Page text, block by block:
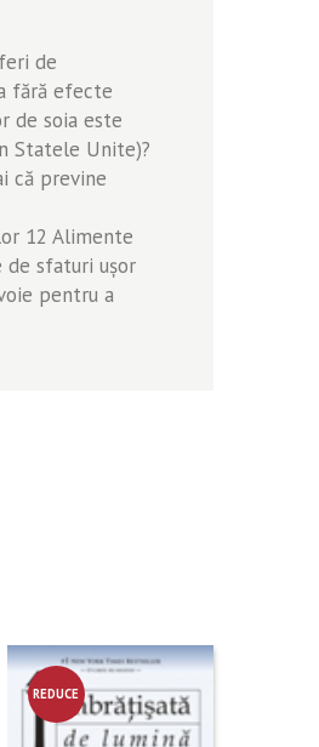
de
fără efecte
de soia este
Statele Unite)?
că previne
12 Alimente
de sfaturi uşor
pentru a
REDUCE